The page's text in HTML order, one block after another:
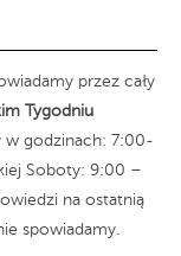
przez cały
Tygodniu
w godzinach: 7:00-
Soboty: 9:00 –
na ostatnią
spowiadamy.